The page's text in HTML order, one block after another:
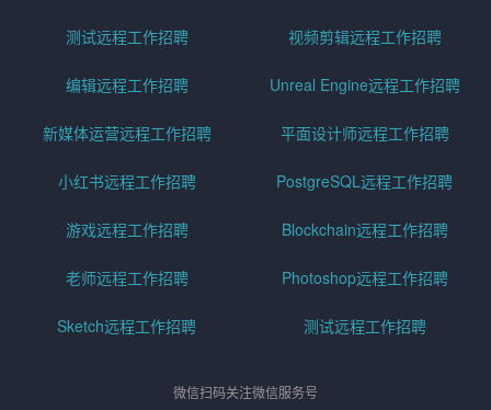
测试远程工作招聘 视频剪辑远程工作招聘
编辑远程工作招聘 Unreal Engine远程工作招聘
新媒体运营远程工作招聘 平面设计师远程工作招聘
小红书远程工作招聘 PostgreSQL远程工作招聘
游戏远程工作招聘 Blockchain远程工作招聘
老师远程工作招聘 Photoshop远程工作招聘
Sketch远程工作招聘 测试远程工作招聘
微信扫码关注微信服务号